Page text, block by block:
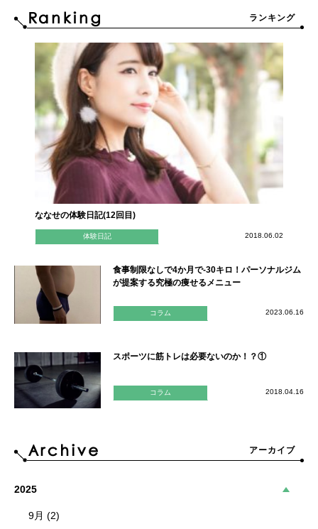
ランキング
ななせの体験日記(12回目)
体験日記 2018.06.02
食事制限なしで4か月で-30キロ！パーソナルジム
が提案する究極の痩せるメニュー
コラム 2023.06.16
スポーツに筋トレは必要ないのか！？①
コラム 2018.04.16
アーカイブ
2025
9月 (2)